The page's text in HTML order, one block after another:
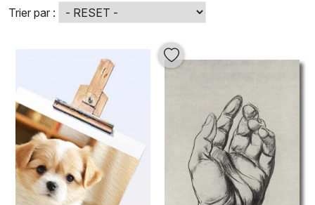
qu'étapes préliminaires, transcendent leur fonction initiale
pour offrir un aperçu fascinant de la créativité des artistes.
Chaque pièce révèle la légèreté et l'intensité du coup de
pinceau, tout en mettant en avant la texture riche et la
profondeur des couleurs que seule la peinture à l'huile peut
La catégorieEsquisse et étude
se distingue par son style
artistique unique, se situant à la croisée des chemins entre
le concept et la réalisation finale. Que ce soit des portraits,
des paysages ou des compositions abstraites, ces
tableaux peuvent transformez une pièce de votre maison
en un véritable espace d’inspiration. En intégrant ces
Trier par :